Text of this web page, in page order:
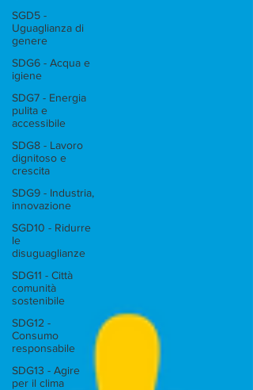
SGD5 -
Uguaglianza di
genere
SDG6 - Acqua e
igiene
SDG7 - Energia
pulita e
accessibile
SDG8 - Lavoro
dignitoso e
crescita
SDG9 - Industria,
innovazione
SGD10 - Ridurre
le
disuguaglianze
SDG11 - Città
comunità
sostenibile
SDG12 -
Consumo
responsabile
SDG13 - Agire
per il clima